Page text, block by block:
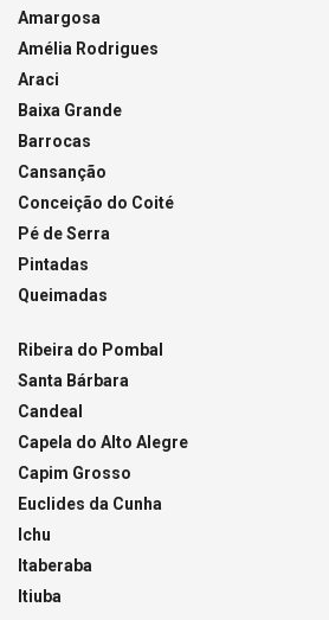
Amargosa
Amélia Rodrigues
Araci
Baixa Grande
Barrocas
Cansanção
Conceição do Coité
Pé de Serra
Pintadas
Queimadas
Ribeira do Pombal
Santa Bárbara
Candeal
Capela do Alto Alegre
Capim Grosso
Euclides da Cunha
Ichu
Itaberaba
Itiuba